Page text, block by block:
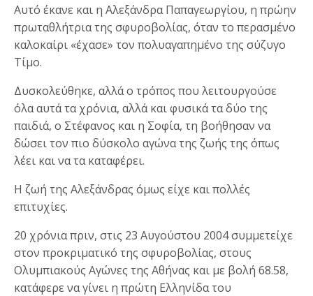
Αυτό έκανε και η Αλεξάνδρα Παπαγεωργίου, η πρώην
πρωταθλήτρια της σφυροβολίας, όταν το περασμένο
καλοκαίρι «έχασε» τον πολυαγαπημένο της σύζυγο
Τίμο.
Δυσκολεύθηκε, αλλά ο τρόπος που λειτουργούσε
όλα αυτά τα χρόνια, αλλά και φυσικά τα δύο της
παιδιά, ο Στέφανος και η Σοφία, τη βοήθησαν να
δώσει τον πιο δύσκολο αγώνα της ζωής της όπως
λέει και να τα καταφέρει.
Η ζωή της Αλεξάνδρας όμως είχε και πολλές
επιτυχίες.
20 χρόνια πριν, στις 23 Αυγούστου 2004 συμμετείχε
στον προκριματικό της σφυροβολίας, στους
Ολυμπιακούς Αγώνες της Αθήνας και με βολή 68.58,
κατάφερε να γίνει η πρώτη Ελληνίδα του